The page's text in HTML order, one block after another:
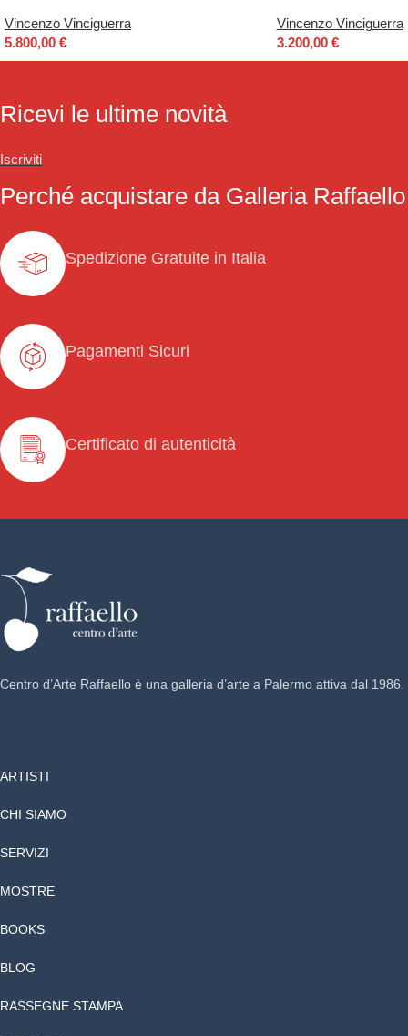
Vincenzo Vinciguerra
5.800,00 €
Vincenzo Vinciguerra
3.200,00 €
Ricevi le ultime novità
Iscriviti
Perché acquistare da Galleria Raffaello
Spedizione Gratuite in Italia
Pagamenti Sicuri
Certificato di autenticità
Centro d’Arte Raffaello è una galleria d’arte a Palermo attiva dal 1986.
ARTISTI
CHI SIAMO
SERVIZI
MOSTRE
BOOKS
BLOG
RASSEGNE STAMPA